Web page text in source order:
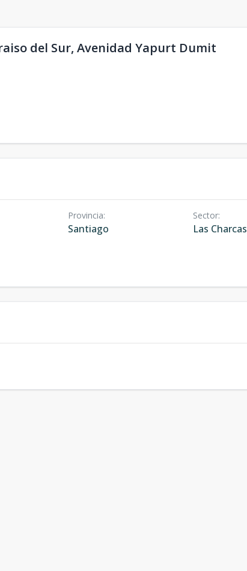
del Sur, Avenidad Yapurt Dumit
Provincia:
Santiago
Sector:
Las Charcas